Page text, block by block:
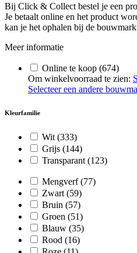
Bij Click & Collect bestel je een
Je betaalt online en het product
kan je het ophalen bij de
Meer informatie
Online te koop (674)
Om winkelvoorraad te zien:
Selecteer een andere
Kleurfamilie
Wit (333)
Grijs (144)
Transparant (123)
Mengverf(77)
Zwart (59)
Bruin (57)
Groen (51)
Blauw (35)
Rood (16)